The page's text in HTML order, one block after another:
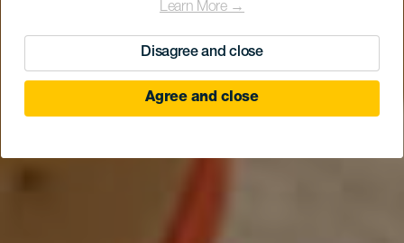
Learn More →
Disagree and close
Agree and close